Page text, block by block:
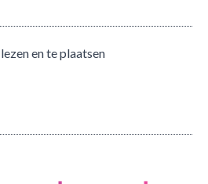
en te plaatsen